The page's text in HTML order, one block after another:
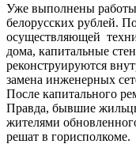
Уже выполнены
белорусских рублей.
осуществляющей
дома, капитальные
реконструируются
замена инженерных
После капитального
Правда, бывшие
жителями
решат в горисполкоме.